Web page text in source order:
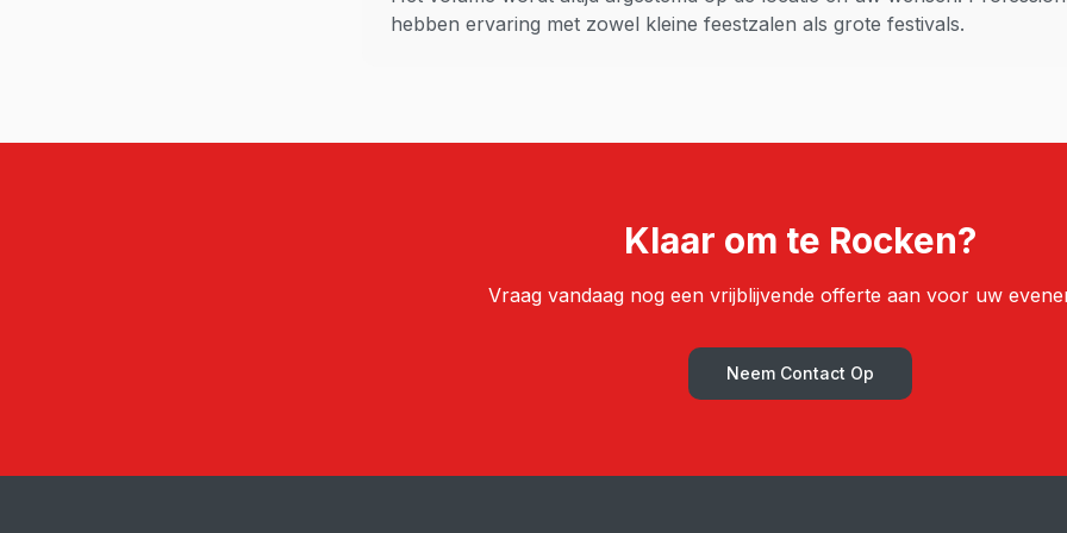
hebben ervaring met zowel kleine feestzalen als grote festivals.
Klaar om te Rocken?
Vraag vandaag nog een vrijblijvende offerte aan voor uw
Neem Contact Op